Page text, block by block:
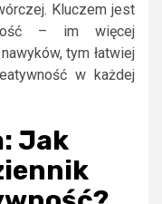
Kluczem jest
– im więcej
tym łatwiej
w każdej
Jak